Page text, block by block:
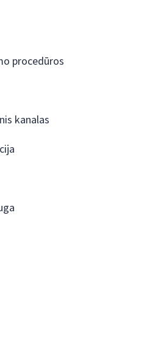
procedūros
kanalas